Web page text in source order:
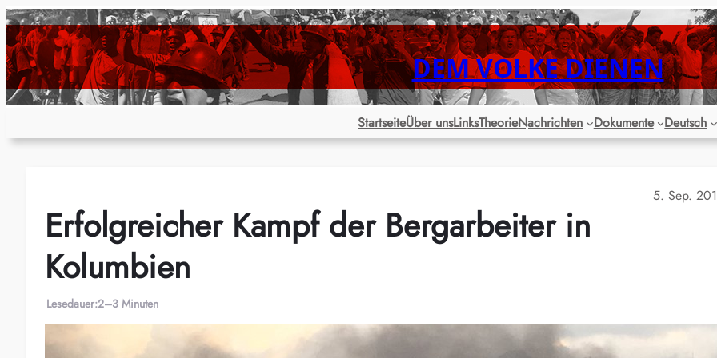
Zum
Inhalt
springen
DEM VOLKE DIENEN
StartseiteÜber unsLinksTheorieNachrichten Dokumente Deutsch
5. Sep.
Erfolgreicher Kampf der Bergarbeiter in
Kolumbien
Lesedauer:2–3 Minuten